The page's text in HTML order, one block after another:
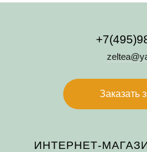
Заказать
ИНТЕРНЕТ-